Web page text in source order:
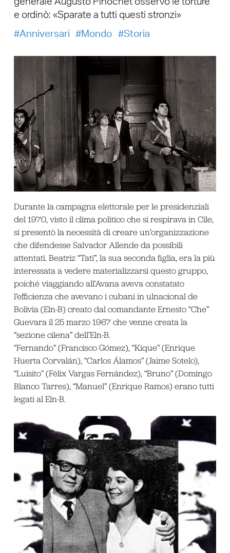
e ordinò: «Sparate a tutti questi stronzi»
Anniversari
Mondo Storia
Durante la campagna elettorale per le presidenziali
del 1970, visto il clima politico che si respirava in Cile,
si presentò la necessità di creare un’organizzazione
che difendesse Salvador Allende da possibili
attentati. Beatriz “Tati”, la sua seconda figlia, era la più
interessata a vedere materializzarsi questo gruppo,
poiché viaggiando all’Avana aveva constatato
l’efficienza che avevano i cubani in ulnacional de
Bolivia (Eln-B) creato dal comandante Ernesto “Che”
Guevara il 25 marzo 1967 che venne creata la
“sezione cilena” dell’Eln-B.
“Fernando” (Francisco Gómez), “Kique” (Enrique
Huerta Corvalán), “Carlos Álamos” (Jaime Sotelo),
“Luisito” (Félix Vargas Fernández), “Bruno” (Domingo
Blanco Tarres), “Manuel” (Enrique Ramos) erano tutti
legati al Eln-B.